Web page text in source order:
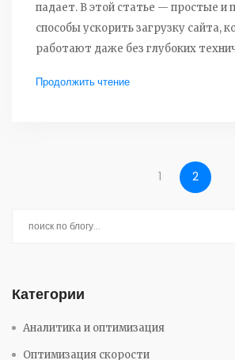
падает. В этой статье — простые и
способы ускорить загрузку сайта,
работают даже без глубоких
правильное использование кода,
— на практике, без ненужных теорий.
Продолжить чтение
1 2
Категории
Аналитика и оптимизация
Оптимизация скорости